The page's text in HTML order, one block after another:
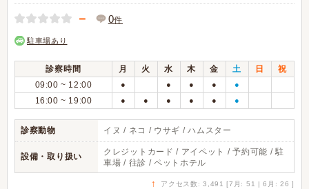
－ 0件
駐車場あり
診察時間 月 火 水 木 金 土 日
祝
09:00 ~ 12:00
● ● ● ● ●
16:00 ~ 19:00 ● ● ● ● ● ●
診察動物 イヌ / ネコ / ウサギ / ハムスター
設備・取り扱い
クレジットカード / アイペット / 予約可能 / 駐
車場 / 往診 / ペットホテル
↑ アクセス数: 3,491 [7月: 51 | 6月: 26 ]